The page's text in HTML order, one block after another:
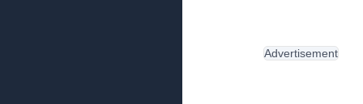
Advertisement